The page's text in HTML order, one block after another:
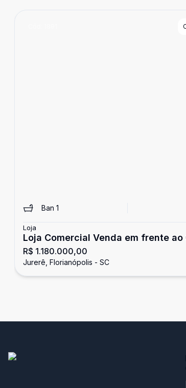
Ban 1
Loja
Loja Comercial Venda em frente ao
Jurerê
R$ 1.180.000,00
Jurerê, Florianópolis - SC